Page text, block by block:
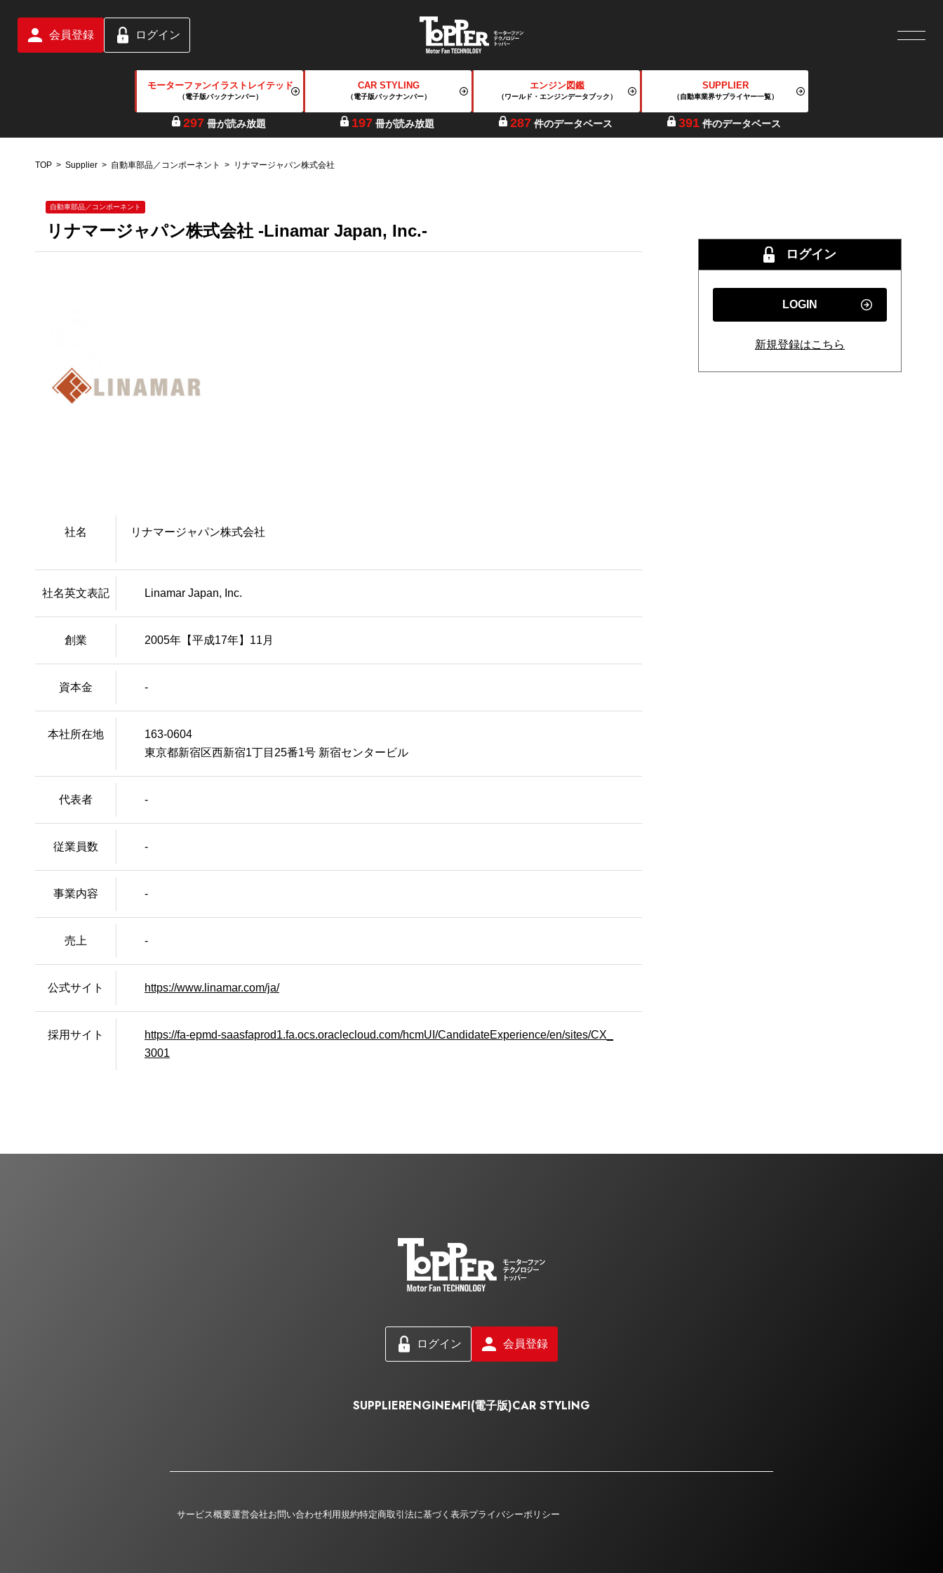
会員登録 ログイン
モーターファンイラストレイテッド
（電子版バックナンバー）
297 冊が読み放題
CAR STYLING
（電子版バックナンバー）
197 冊が読み放題
エンジン図鑑
（ワールド・エンジンデータブック）
287 件のデータベース
SUPPLIER
（自動車業界サプライヤー一覧）
391 件のデータベース
TOP Supplier 自動車部品／コンポーネント リナマージャパン株式会社
自動車部品／コンポーネント
リナマージャパン株式会社 -Linamar Japan, Inc.-
社名 リナマージャパン株式会社
社名英文表記 Linamar Japan, Inc.
創業 2005年【平成17年】11月
資本金 -
本社所在地
163-0604
東京都新宿区西新宿1丁目25番1号 新宿センタービル
代表者 -
従業員数 -
事業内容 -
売上 -
公式サイト https://www.linamar.com/ja/
採用サイト
https://fa-epmd-saasfaprod1.fa.ocs.oraclecloud.com/hcmUI/CandidateExperience/en/sites/CX_
3001
ログイン
LOGIN
新規登録はこちら
ログイン 会員登録
SUPPLIERENGINEMFI(電子版)CAR STYLING
サービス概要運営会社お問い合わせ利用規約特定商取引法に基づく表示プライバシーポリシー